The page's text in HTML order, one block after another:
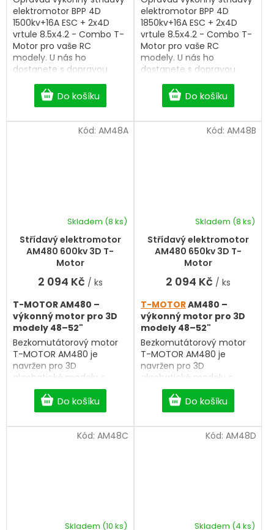
Do košíku
elektromotor BPP 4D
1500kv+16A ESC + 2x4D
vrtule 8.5x4.2 - Combo T-
Motor pro vaše RC
modely. U nás ho
dostanete s dopravou
zdarma od 2 500 Kč.
Do košíku
elektromotor BPP 4D
1850kv+16A ESC + 2x4D
vrtule 8.5x4.2 - Combo T-
Motor pro vaše RC
modely. U nás ho
dostanete s dopravou
zdarma od 2 500 Kč.
Střídavý elektromotor
AM480 600kv 3D T-
Motor
Skladem (8 ks)
2 094 Kč / ks
Do košíku
T-MOTOR AM480 –
výkonný motor pro 3D
modely 48–52"
Bezkomutátorový motor
T-MOTOR AM480 je
navržen pro 3D
akrobatické modely o
rozpětí 48–52". Díky
odlehčené konstrukci s
dutou hřídelí a
optimalizovanému
chlazení nabízí vysoký
Kód: AM48A
Střídavý elektromotor
AM480 650kv 3D T-
Motor
Skladem (8 ks)
2 094 Kč / ks
Do košíku
T-MOTORAM480 –
výkonný motor pro 3D
modely 48–52"
Bezkomutátorový motor
T-MOTOR AM480 je
navržen pro 3D
akrobatické modely o
rozpětí 48–52". Díky
odlehčené konstrukci s
dutou hřídelí a
optimalizovanému
chlazení nabízí vysoký
Kód: AM48B
Skladem (10 ks)
Kód: AM48C
Skladem (4 ks)
Kód: AM48D